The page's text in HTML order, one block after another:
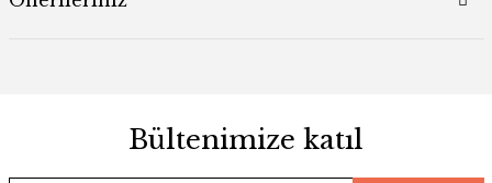
Bültenimize katıl